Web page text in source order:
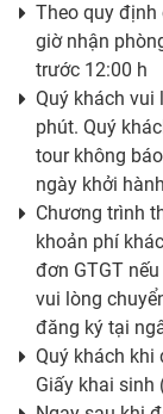
Theo quy định
giờ nhận
trước 12:00 h
Quý khách vui
phút. Quý
tour không
ngày khởi
Chương trình
khoản phí
đơn GTGT
vui lòng
đăng ký tại
Quý khách khi
Giấy khai sinh